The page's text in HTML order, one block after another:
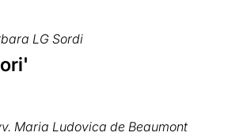
LG Sordi
Maria Ludovica de Beaumont